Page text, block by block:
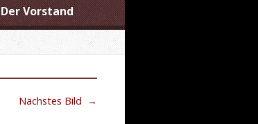
Der Vorstand
Nächstes Bild →